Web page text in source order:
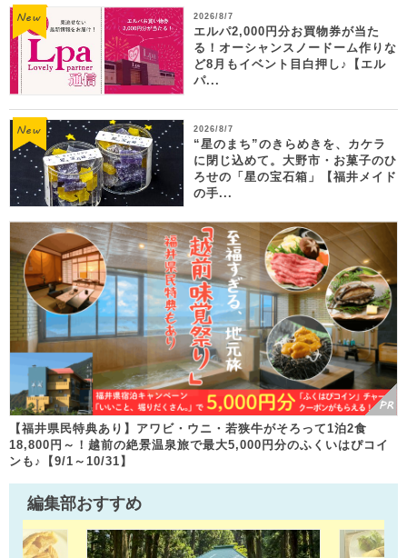
2026/8/7
エルパ2,000円分お買物券が当た
る！オーシャンスノードーム作りな
ど8月もイベント目白押し♪【エル
パ...
2026/8/7
“星のまち”のきらめきを、カケラ
に閉じ込めて。大野市・お菓子のひ
ろせの「星の宝石箱」【福井メイド
の手...
【福井県民特典あり】アワビ・ウニ・若狭牛がそろって1泊2食
18,800円～！越前の絶景温泉旅で最大5,000円分のふくいはぴコイ
ンも♪【9/1～10/31】
編集部おすすめ